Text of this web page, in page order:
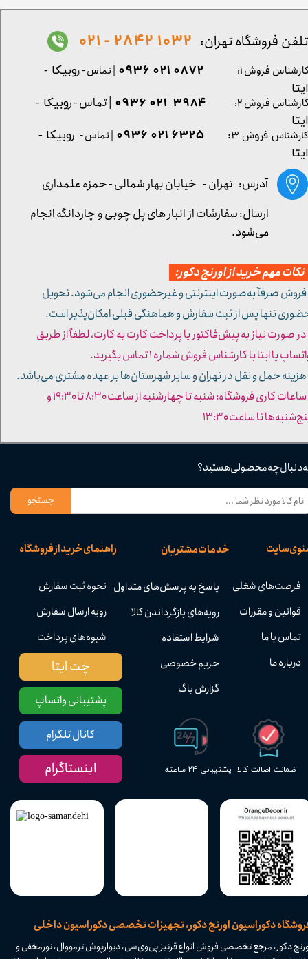
دکوراسیون اورنج دکور، تجهیزات تخصصی دکوراسیون داخلی
پشتیبانی ۲۴ ساعته ضمانت اصالت کالا
راهنمای خرید از فروشگاه
نحوه ثبت سفارش
رویه ارسال سفارش
شیوه‌های پرداخت
خدمات مشتریان
پاسخ به پرسش‌های متداول
رویه‌های بازگرداندن کالا
شرایط استفاده
حریم خصوصی
گزارش باگ
سایت
فرصت‌های شغلی
قوانین و مقررات
تماس با ما
درباره ما
دنبال چه محصولی هستید؟
جستجو
دکور، مرجع تخصصی فروش انواع قرنیز پی‌وی‌سی، دیوارپوش ترمووال، نورمخفی و
پشتیبانی واتساپ
چت ایتا
کانال تلگرام
اینستاگرام
کارشناس فروش ۳: ۶۳۲۵ ۰۲۱ ۰۹۳۶ | تماس - روبیکا -
ایتا
آدرس: تهران - خیابان بهار شمالی - حمزه علمداری
تلفن فروشگاه تهران: 1032 2842 - 021
مهم خرید از اورنج دکور:
صرفاً به‌صورت اینترنتی و غیرحضوری انجام می‌شود. تحویل
تنها پس از ثبت سفارش و هماهنگی قبلی امکان‌پذیر است.
صورت نیاز به پیش‌فاکتور یا پرداخت کارت به کارت، لطفاً از طریق
یا ایتا با کارشناس فروش شماره ۱ تماس بگیرید.
حمل و نقل در تهران و سایر شهرستان‌ها بر عهده مشتری می‌باشد.
- ساعات کاری فروشگاه: شنبه تا چهارشنبه از ساعت ۸:۳۰ تا ۱۹:۳۰ و
تا ساعت ۱۳:۳۰​​​​​​​
کارشناس فروش ۱: 0872 021 0936 | تماس - روبیکا -
ایتا
کارشناس فروش ۲:
۳۹۸۴ ۰۲۱ ۰۹۳۶ | تماس - روبیکا -
ایتا
ارسال: سفارشات از انبار های پل چوبی و چاردانگه انجام
می‌شود.